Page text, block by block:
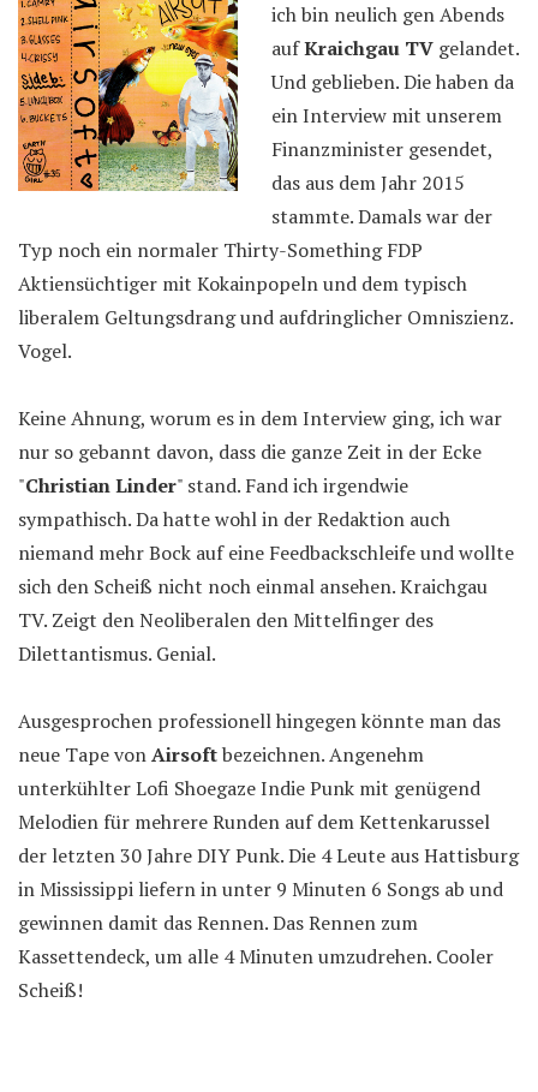
ich bin neulich gen Abends
aufKraichgau TV gelandet.
Und geblieben. Die haben da
ein Interview mit unserem
Finanzminister gesendet,
das aus dem Jahr 2015
stammte. Damals war der
Typ noch ein normaler Thirty-Something FDP
Aktiensüchtiger mit Kokainpopeln und dem typisch
liberalem Geltungsdrang und aufdringlicher Omniszienz.
Vogel.
Keine Ahnung, worum es in dem Interview ging, ich war
nur so gebannt davon, dass die ganze Zeit in der Ecke
"Christian Linder" stand. Fand ich irgendwie
sympathisch. Da hatte wohl in der Redaktion auch
niemand mehr Bock auf eine Feedbackschleife und wollte
sich den Scheiß nicht noch einmal ansehen. Kraichgau
TV. Zeigt den Neoliberalen den Mittelfinger des
Dilettantismus. Genial.
Ausgesprochen professionell hingegen könnte man das
neue Tape vonAirsoftbezeichnen. Angenehm
unterkühlter Lofi Shoegaze Indie Punk mit genügend
Melodien für mehrere Runden auf dem Kettenkarussel
der letzten 30 Jahre DIY Punk. Die 4 Leute aus Hattisburg
in Mississippi liefern in unter 9 Minuten 6 Songs ab und
gewinnen damit das Rennen. Das Rennen zum
Kassettendeck, um alle 4 Minuten umzudrehen. Cooler
Scheiß!